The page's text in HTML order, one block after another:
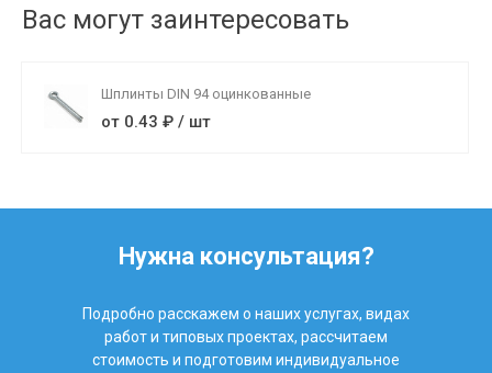
Вас могут заинтересовать
Шплинты DIN 94 оцинкованные
от 0.43 ₽ / шт
Нужна консультация?
Подробно расскажем о наших услугах, видах
работ и типовых проектах, рассчитаем
стоимость и подготовим индивидуальное